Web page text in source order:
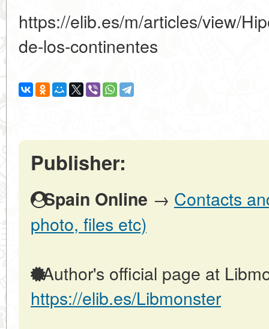
https://elib.es/m/articles/view/
de-los-continentes
Publisher:
Spain Online → Contacts
photo, files etc)
Author's official page at
https://elib.es/Libmonster